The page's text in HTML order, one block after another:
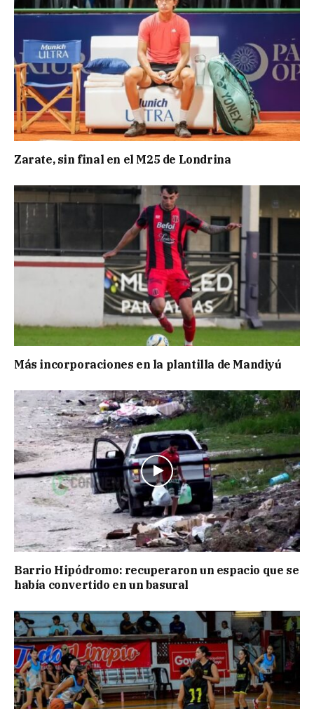
Zarate, sin final en el M25 de Londrina
Más incorporaciones en la plantilla de Mandiyú
Barrio Hipódromo: recuperaron un espacio que se
había convertido en un basural